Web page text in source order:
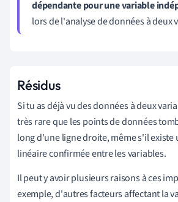
dépendante pour une variable
lors de l'analyse de données à deux
Résidus
Si tu as déjà vu des données à deux
très rare que les points de données
long d'une ligne droite, même s'il
linéaire confirmée entre les variables.
Il peut y avoir plusieurs raisons à ces
exemple, d'autres facteurs affectant la